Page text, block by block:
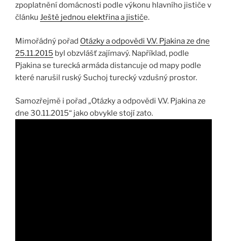
zpoplatnění domácnosti podle výkonu hlavního jističe v
článku Ještě jednou elektřina a jističe.
Mimořádný pořad Otázky a odpovědi V.V. Pjakina ze dne
25.11.2015 byl obzvlášť zajímavý. Například, podle
Pjakina se turecká armáda distancuje od mapy podle
které narušil ruský Suchoj turecký vzdušný prostor.
Samozřejmě i pořad „Otázky a odpovědi V.V. Pjakina ze
dne 30.11.2015“ jako obvykle stojí zato.